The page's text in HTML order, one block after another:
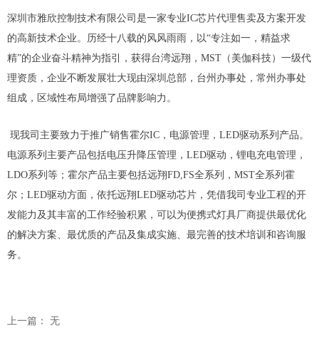
深圳市雅欣控制技术有限公司是一家专业IC芯片代理售卖及方案开发
的高新技术企业。历经十八载的风风雨雨，以“专注如一，精益求
精”的企业奋斗精神为指引，获得台湾远翔，MST（美伽科技）一级代
理资质，企业不断发展壮大现由深圳总部，台州办事处，常州办事处
组成，区域性布局增强了品牌影响力。
现我司主要致力于推广销售霍尔IC，电源管理，LED驱动系列产品。
电源系列主要产品包括电压升降压管理，LED驱动，锂电充电管理，
LDO系列等；霍尔产品主要包括远翔FD,FS全系列，MST全系列霍
尔；LED驱动方面，依托远翔LED驱动芯片，凭借我司专业工程的开
发能力及其丰富的工作经验积累，可以为便携式灯具厂商提供最优化
的解决方案、最优质的产品及集成实施、最完善的技术培训和咨询服
务。
上一篇： 无